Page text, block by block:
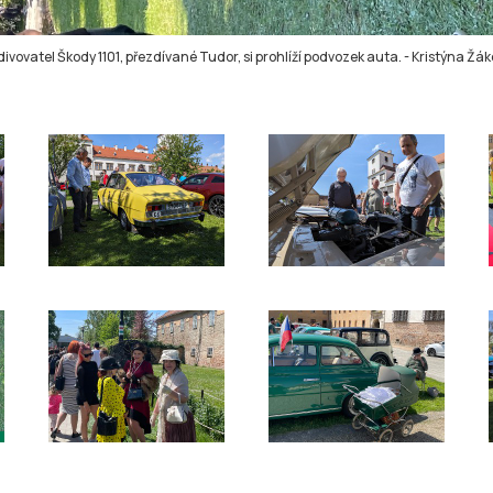
Škody 1101, přezdívané Tudor, si prohlíží podvozek auta.-Kristýna